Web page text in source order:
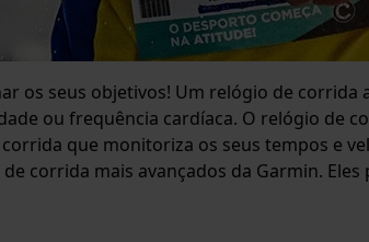
os seus objetivos! Um relógio de
ou frequência cardíaca. O relógio de
que monitoriza os seus tempos e
corrida mais avançados da Garmin.